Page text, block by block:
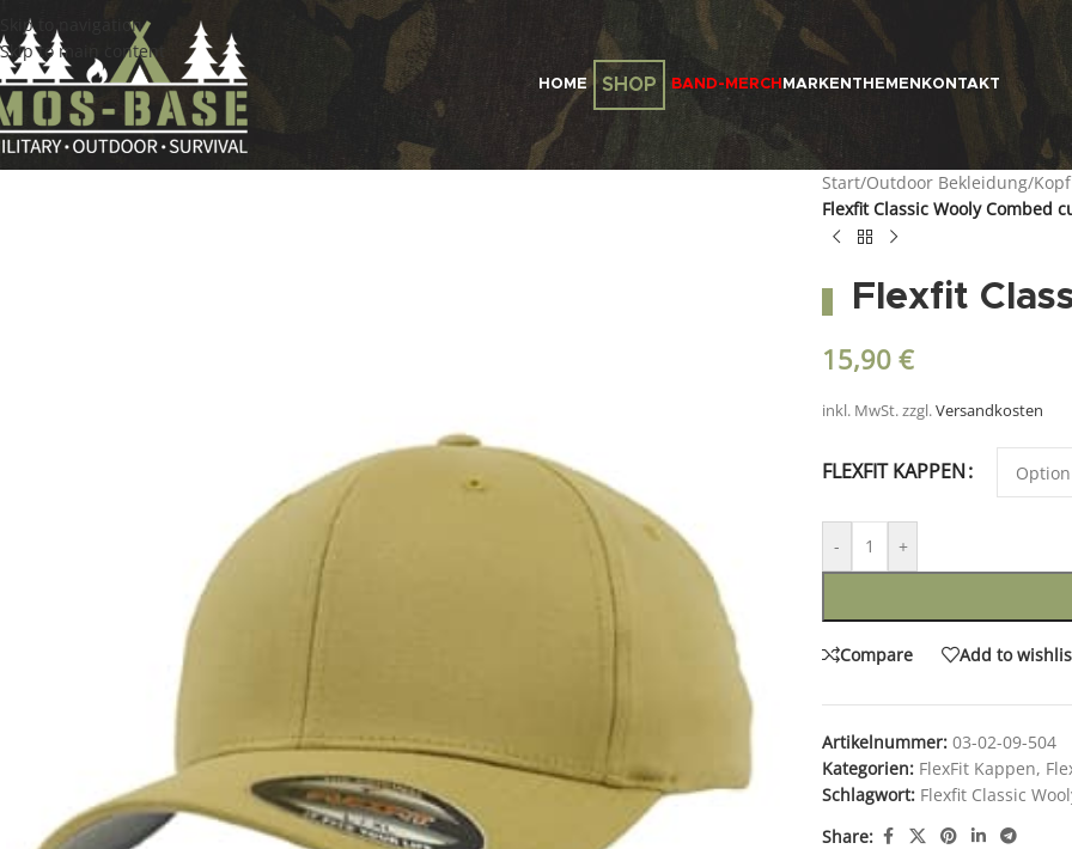
Skip to navigation
Skip to main content
HOME SHOP BAND-MERCH MARKEN THEMEN KONTAKT
Start/Outdoor Bekleidung/
Flexfit Classic Wooly Combed
Flexfit
15,90 €
inkl. MwSt.zzgl.Versandkosten
FLEXFIT KAPPEN
- +
Compare Add to
Artikelnummer: 03-02-09-504
Kategorien: FlexFit Kappen,
Schlagwort: Flexfit Classic
Share: